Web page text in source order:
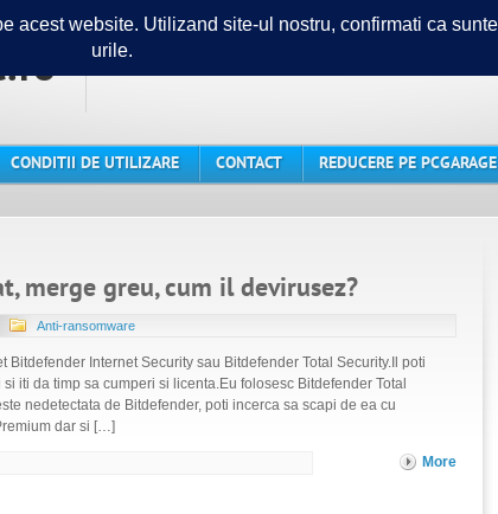
Ghidul tau in lumea PC-urilor
CONDITII DE UTILIZARE CONTACT REDUCERE PE PCGARAGE
merge greu, cum il devirusez?
Anti-ransomware
Internet Security sau Bitdefender Total Security.Il poti
iti da timp sa cumperi si licenta.Eu folosesc Bitdefender Total
nedetectata de Bitdefender, poti incerca sa scapi de ea cu
dar si […]
More